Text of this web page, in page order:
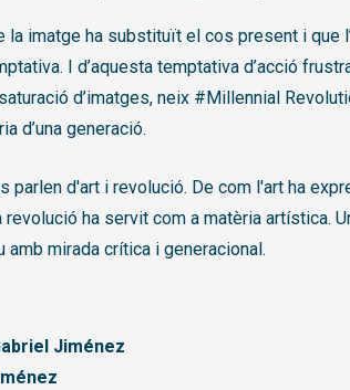
la imatge ha substituït el cos present i que
I d’aquesta temptativa d’acció
d’imatges, neix #Millennial
d’una generació.
parlen d'art i revolució. De com l'art ha
ha servit com a matèria artística.
mirada crítica i generacional.
Jiménez